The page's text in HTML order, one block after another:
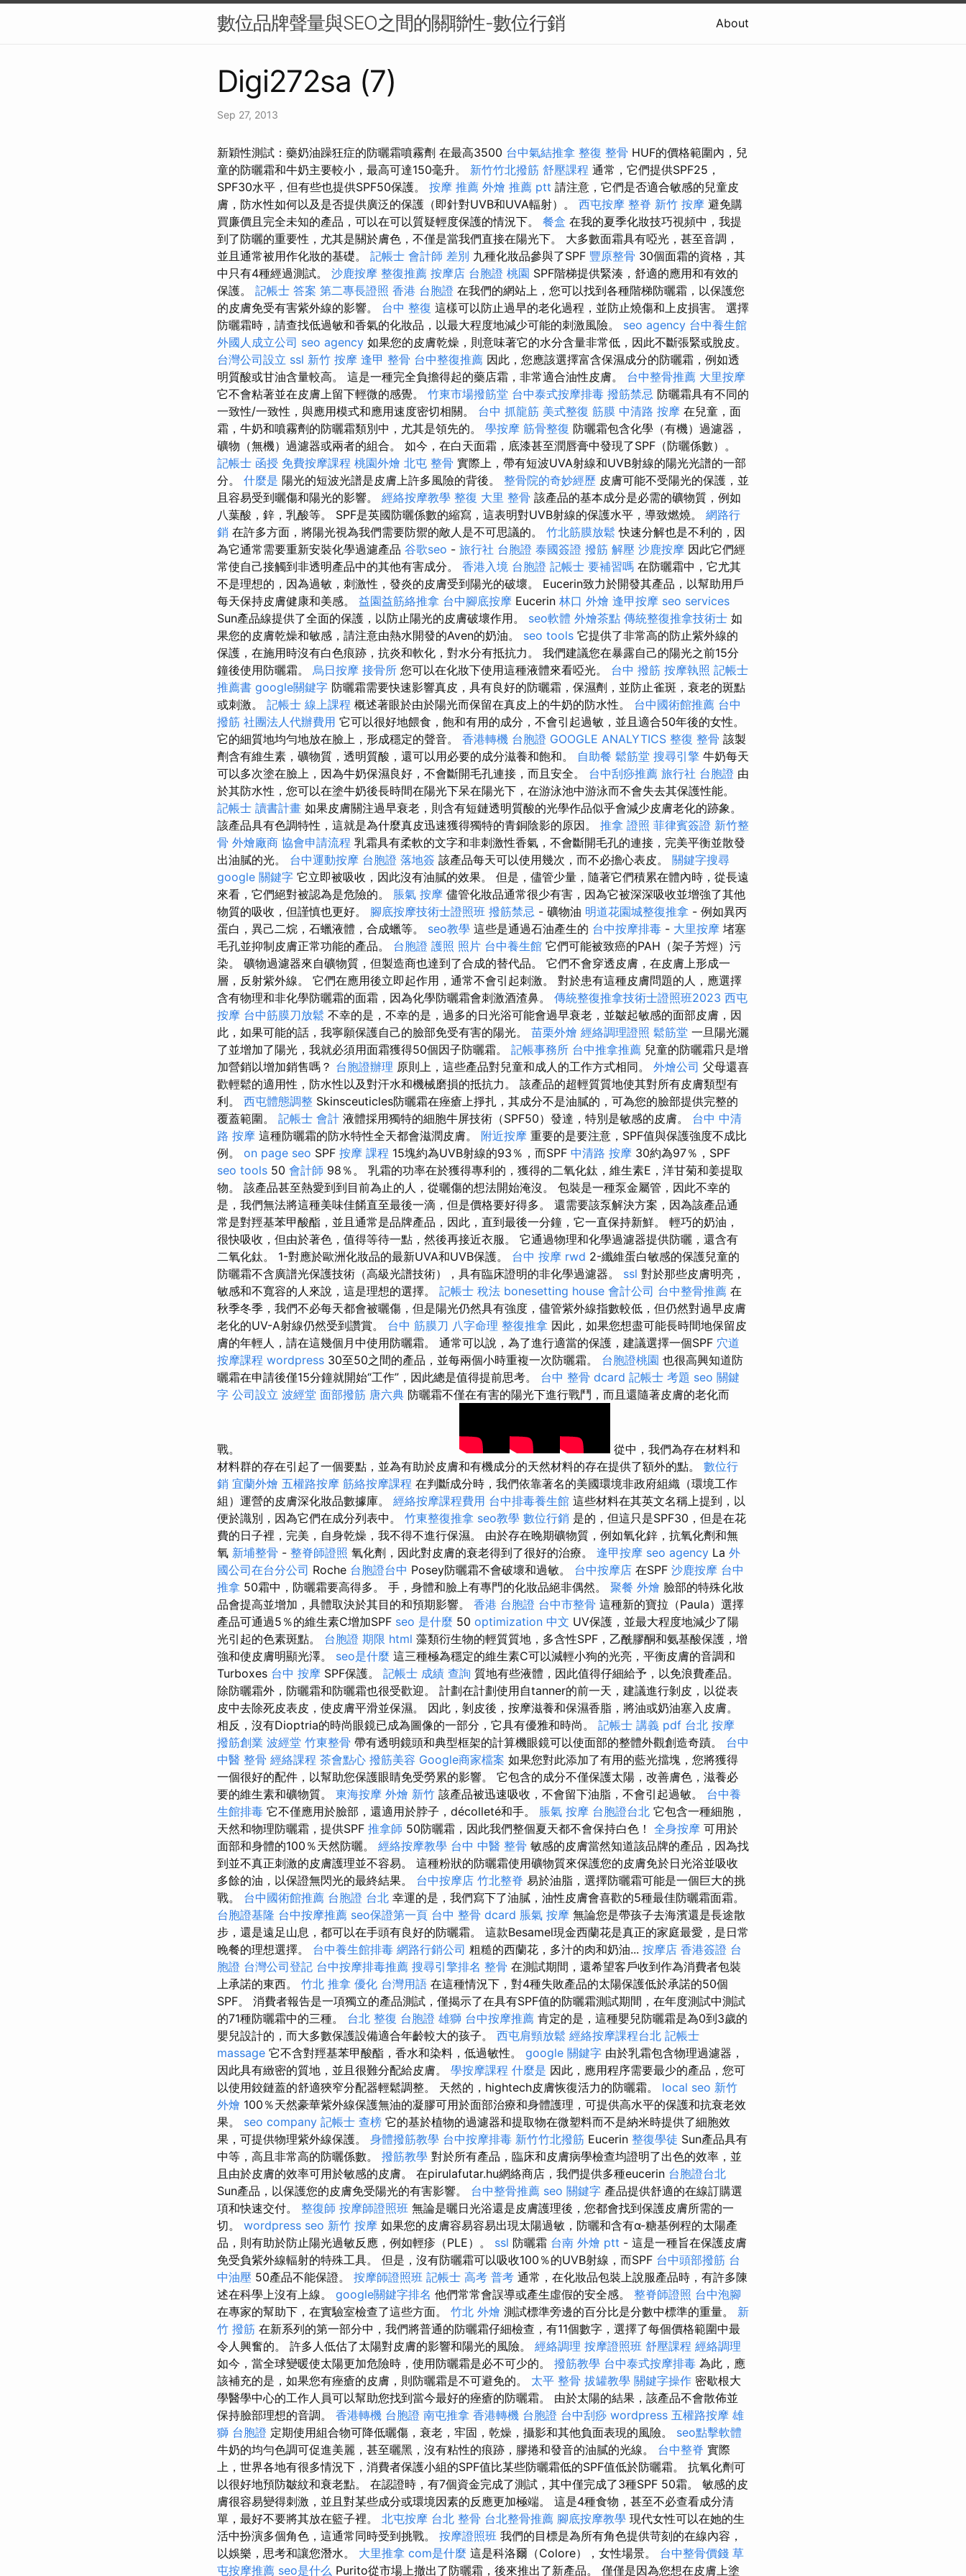
數位品牌聲量與SEO之間的關聯性-數位行銷 About
Digi272sa (7)
Sep 27, 2013
新穎性測試：藥奶油躁狂症的防曬霜噴霧劑 在最高3500 台中氣結推拿 整復 整骨 HUF的價格範圍內，兒
童的防曬霜和牛奶主要較小，最高可達150毫升。 新竹竹北撥筋 舒壓課程 通常，它們提供SPF25，
SPF30水平，但有些也提供SPF50保護。 按摩 推薦 外燴 推薦 ptt 請注意，它們是否適合敏感的兒童皮
膚，防水性如何以及是否提供廣泛的保護（即針對UVB和UVA輻射）。 西屯按摩 整脊 新竹 按摩 避免購
買廉價且完全未知的產品，可以在可以質疑輕度保護的情況下。 餐盒 在我的夏季化妝技巧視頻中，我提
到了防曬的重要性，尤其是關於膚色，不僅是當我們直接在陽光下。 大多數面霜具有啞光，甚至音調，
並且通常被用作化妝的基礎。 記帳士 會計師 差別 九種化妝品參與了SPF 豐原整骨 30個面霜的資格，其
中只有4種經過測試。 沙鹿按摩 整復推薦 按摩店 台胞證 桃園 SPF階梯提供緊湊，舒適的應用和有效的
保護。 記帳士 答案 第二專長證照 香港 台胞證 在我們的網站上，您可以找到各種階梯防曬霜，以保護您
的皮膚免受有害紫外線的影響。 台中 整復 這樣可以防止過早的老化過程，並防止燒傷和上皮損害。 選擇
防曬霜時，請查找低過敏和香氣的化妝品，以最大程度地減少可能的刺激風險。 seo agency 台中養生館
外國人成立公司 seo agency 如果您的皮膚乾燥，則意味著它的水分含量非常低，因此不斷張緊或脫皮。
台灣公司設立 ssl 新竹 按摩 逢甲 整骨 台中整復推薦 因此，您應該選擇富含保濕成分的防曬霜，例如透
明質酸或甘油含量較高。 這是一種完全負擔得起的藥店霜，非常適合油性皮膚。 台中整骨推薦 大里按摩
它不會粘著並在皮膚上留下輕微的感覺。 竹東市場撥筋堂 台中泰式按摩排毒 撥筋禁忌 防曬霜具有不同的
一致性/一致性，與應用模式和應用速度密切相關。 台中 抓龍筋 美式整復 筋膜 中清路 按摩 在兒童，面
霜，牛奶和噴霧劑的防曬霜類別中，尤其是領先的。 學按摩 筋骨整復 防曬霜包含化學（有機）過濾器，
礦物（無機）過濾器或兩者的組合。 如今，在白天面霜，底漆甚至潤唇膏中發現了SPF（防曬係數）。
記帳士 函授 免費按摩課程 桃園外燴 北屯 整骨 實際上，帶有短波UVA射線和UVB射線的陽光光譜的一部
分。 什麼是 陽光的短波光譜是皮膚上許多風險的背後。 整骨院的奇妙經歷 皮膚可能不受陽光的保護，並
且容易受到曬傷和陽光的影響。 經絡按摩教學 整復 大里 整骨 該產品的基本成分是必需的礦物質，例如
八葉酸，鋅，乳酸等。 SPF是英國防曬係數的縮寫，這表明對UVB射線的保護水平，導致燃燒。 網路行
銷 在許多方面，將陽光視為我們需要防禦的敵人是不可思議的。 竹北筋膜放鬆 快速分解也是不利的，因
為它通常需要重新安裝化學過濾產品 谷歌seo - 旅行社 台胞證 泰國簽證 撥筋 解壓 沙鹿按摩 因此它們經
常使自己接觸到非透明產品中的其他有害成分。 香港入境 台胞證 記帳士 要補習嗎 在防曬霜中，它尤其
不是理想的，因為過敏，刺激性，發炎的皮膚受到陽光的破壞。 Eucerin致力於開發其產品，以幫助用戶
每天保持皮膚健康和美感。 益園益筋絡推拿 台中腳底按摩 Eucerin 林口 外燴 逢甲按摩 seo services
Sun產品線提供了全面的保護，以防止陽光的皮膚破壞作用。 seo軟體 外燴茶點 傳統整復推拿技術士 如
果您的皮膚乾燥和敏感，請注意由熱水開發的Aven的奶油。 seo tools 它提供了非常高的防止紫外線的
保護，在施用時沒有白色痕跡，抗炎和軟化，對水分有抵抗力。 我們建議您在暴露自己的陽光之前15分
鐘後使用防曬霜。 烏日按摩 接骨所 您可以在化妝下使用這種液體來看啞光。 台中 撥筋 按摩執照 記帳士
推薦書 google關鍵字 防曬霜需要快速影響真皮，具有良好的防曬霜，保濕劑，並防止雀斑，衰老的斑點
或刺激。 記帳士 線上課程 概述著眼於由於陽光而保留在真皮上的牛奶的防水性。 台中國術館推薦 台中
撥筋 社團法人代辦費用 它可以很好地餵食，飽和有用的成分，不會引起過敏，並且適合50年後的女性。
它的細質地均勻地放在臉上，形成穩定的聲音。 香港轉機 台胞證 GOOGLE ANALYTICS 整復 整骨 該製
劑含有維生素，礦物質，透明質酸，還可以用必要的成分滋養和飽和。 自助餐 鬆筋堂 搜尋引擎 牛奶每天
可以多次塗在臉上，因為牛奶保濕良好，不會斷開毛孔連接，而且安全。 台中刮痧推薦 旅行社 台胞證 由
於其防水性，您可以在塗牛奶後長時間在陽光下呆在陽光下，在游泳池中游泳而不會失去其保護性能。
記帳士 讀書計畫 如果皮膚關注過早衰老，則含有短鏈透明質酸的光學作品似乎會減少皮膚老化的跡象。
該產品具有色調特性，這就是為什麼真皮迅速獲得獨特的青銅陰影的原因。 推拿 證照 菲律賓簽證 新竹整
骨 外燴廠商 協會申請流程 乳霜具有柔軟的文字和非刺激性香氣，不會斷開毛孔的連接，完美平衡並散發
出油膩的光。 台中運動按摩 台胞證 落地簽 該產品每天可以使用幾次，而不必擔心表皮。 關鍵字搜尋
google 關鍵字 它立即被吸收，因此沒有油膩的效果。 但是，儘管少量，隨著它們積累在體內時，從長遠
來看，它們絕對被認為是危險的。 脹氣 按摩 儘管化妝品通常很少有害，因為它被深深吸收並增強了其他
物質的吸收，但謹慎也更好。 腳底按摩技術士證照班 撥筋禁忌 - 礦物油 明道花園城整復推拿 - 例如異丙
蛋白，異己二烷，石蠟液體，合成蠟等。 seo教學 這些是通過石油產生的 台中按摩排毒 - 大里按摩 堵塞
毛孔並抑制皮膚正常功能的產品。 台胞證 護照 照片 台中養生館 它們可能被致癌的PAH（架子芳烴）污
染。 礦物過濾器來自礦物質，但製造商也達到了合成的替代品。 它們不會穿透皮膚，在皮膚上形成一
層，反射紫外線。 它們在應用後立即起作用，通常不會引起刺激。 對於患有這種皮膚問題的人，應選擇
含有物理和非化學防曬霜的面霜，因為化學防曬霜會刺激酒渣鼻。 傳統整復推拿技術士證照班2023 西屯
按摩 台中筋膜刀放鬆 不幸的是，不幸的是，過多的日光浴可能會過早衰老，並皺起敏感的面部皮膚，因
此，如果可能的話，我寧願保護自己的臉部免受有害的陽光。 苗栗外燴 經絡調理證照 鬆筋堂 一旦陽光灑
了並增加了陽光，我就必須用面霜獲得50個因子防曬霜。 記帳事務所 台中推拿推薦 兒童的防曬霜只是增
加營銷以增加銷售嗎？ 台胞證辦理 原則上，這些產品對兒童和成人的工作方式相同。 外燴公司 父母還喜
歡輕鬆的適用性，防水性以及對汗水和機械磨損的抵抗力。 該產品的超輕質質地使其對所有皮膚類型有
利。 西屯體態調整 Skinsceuticles防曬霜在痤瘡上掙扎，其成分不是油膩的，可為您的臉部提供完整的
覆蓋範圍。 記帳士 會計 液體採用獨特的細胞牛屏技術（SPF50）發達，特別是敏感的皮膚。 台中 中清
路 按摩 這種防曬霜的防水特性全天都會滋潤皮膚。 附近按摩 重要的是要注意，SPF值與保護強度不成比
例。 on page seo SPF 按摩 課程 15塊約為UVB射線的93％，而SPF 中清路 按摩 30約為97％，SPF
seo tools 50 會計師 98％。 乳霜的功率在於獲得專利的，獲得的二氧化鈦，維生素E，洋甘菊和姜提取
物。 該產品甚至熱愛到到目前為止的人，從曬傷的想法開始淹沒。 包裝是一種泵金屬管，因此不幸的
是，我們無法將這種美味佳餚直至最後一滴，但是價格要好得多。 還需要該泵解決方案，因為該產品通
常是對羥基苯甲酸酯，並且通常是品牌產品，因此，直到最後一分鐘，它一直保持新鮮。 輕巧的奶油，
很快吸收，但由於著色，值得等待一點，然後再接近衣服。 它通過物理和化學過濾器提供防曬，還含有
二氧化鈦。 1-對應於歐洲化妝品的最新UVA和UVB保護。 台中 按摩 rwd 2-纖維蛋白敏感的保護兒童的
防曬霜不含廣譜光保護技術（高級光譜技術），具有臨床證明的非化學過濾器。 ssl 對於那些皮膚明亮，
敏感和不寬容的人來說，這是理想的選擇。 記帳士 稅法 bonesetting house 會計公司 台中整骨推薦 在
秋季冬季，我們不必每天都會被曬傷，但是陽光仍然具有強度，儘管紫外線指數較低，但仍然對過早皮膚
老化的UV-A射線仍然受到讚賞。 台中 筋膜刀 八字命理 整復推拿 因此，如果您想盡可能長時間地保留皮
膚的年輕人，請在這幾個月中使用防曬霜。 通常可以說，為了進行適當的保護，建議選擇一個SPF 穴道
按摩課程 wordpress 30至50之間的產品，並每兩個小時重複一次防曬霜。 台胞證桃園 也很高興知道防
曬霜在申請後僅15分鐘就開始“工作”，因此總是值得提前思考。 台中 整骨 dcard 記帳士 考題 seo 關鍵
字 公司設立 波經堂 面部撥筋 唐六典 防曬霜不僅在有害的陽光下進行戰鬥，而且還隨著皮膚的老化而
戰。
從中，我們為存在材料和
材料群的存在引起了一個要點，並為有助於皮膚和有機成分的天然材料的存在提供了額外的點。 數位行
銷 宜蘭外燴 五權路按摩 筋絡按摩課程 在判斷成分時，我們依靠著名的美國環境非政府組織（環境工作
組）運營的皮膚深化妝品數據庫。 經絡按摩課程費用 台中排毒養生館 這些材料在其英文名稱上提到，以
便於識別，因為它們在成分列表中。 竹東整復推拿 seo教學 數位行銷 是的，但這只是SPF30，但是在花
費的日子裡，完美，自身乾燥，我不得不進行保濕。 由於存在晚期礦物質，例如氧化鋅，抗氧化劑和無
氧 新埔整骨 - 整脊師證照 氧化劑，因此對皮膚的衰老得到了很好的治療。 逢甲按摩 seo agency La 外
國公司在台分公司 Roche 台胞證台中 Posey防曬霜不會破壞和過敏。 台中按摩店 在SPF 沙鹿按摩 台中
推拿 50霜中，防曬霜要高得多。 手，身體和臉上有專門的化妝品絕非偶然。 聚餐 外燴 臉部的特殊化妝
品會提高並增加，具體取決於其目的和預期影響。 香港 台胞證 台中市整骨 這種新的寶拉（Paula）選擇
產品可通過5％的維生素C增加SPF seo 是什麼 50 optimization 中文 UV保護，並最大程度地減少了陽
光引起的色素斑點。 台胞證 期限 html 藻類衍生物的輕質質地，多含性SPF，乙酰膠酮和氨基酸保護，增
強和使皮膚明顯光澤。 seo是什麼 這三種極為穩定的維生素C可以減輕小狗的光亮，平衡皮膚的音調和
Turboxes 台中 按摩 SPF保護。 記帳士 成績 查詢 質地有些液體，因此值得仔細給予，以免浪費產品。
除防曬霜外，防曬霜和防曬霜也很受歡迎。 計劃在計劃使用自tanner的前一天，建議進行剝皮，以從表
皮中去除死皮表皮，使皮膚平滑並保濕。 因此，剝皮後，按摩滋養和保濕香脂，將油或奶油塞入皮膚。
相反，沒有Dioptria的時尚眼鏡已成為圖像的一部分，它具有優雅和時尚。 記帳士 講義 pdf 台北 按摩
撥筋創業 波經堂 竹東整骨 帶有透明鏡頭和典型框架的計算機眼鏡可以使面部的整體外觀創造奇蹟。 台中
中醫 整骨 經絡課程 茶會點心 撥筋美容 Google商家檔案 如果您對此添加了有用的藍光擋塊，您將獲得
一個很好的配件，以幫助您保護眼睛免受勞累的影響。 它包含的成分不僅保護太陽，改善膚色，滋養必
要的維生素和礦物質。 東海按摩 外燴 新竹 該產品被迅速吸收，不會留下油脂，不會引起過敏。 台中養
生館排毒 它不僅應用於臉部，還適用於脖子，décolleté和手。 脹氣 按摩 台胞證台北 它包含一種細胞，
天然和物理防曬霜，提供SPF 推拿師 50防曬霜，因此我們整個夏天都不會保持白色！ 全身按摩 可用於
面部和身體的100％天然防曬。 經絡按摩教學 台中 中醫 整骨 敏感的皮膚當然知道該品牌的產品，因為找
到並不真正刺激的皮膚護理並不容易。 這種粉狀的防曬霜使用礦物質來保護您的皮膚免於日光浴並吸收
多餘的油，以保證無閃光的最終結果。 台中按摩店 竹北整脊 易於油脂，選擇防曬霜可能是一個巨大的挑
戰。 台中國術館推薦 台胞證 台北 幸運的是，我們寫下了油膩，油性皮膚會喜歡的5種最佳防曬霜面霜。
台胞證基隆 台中按摩推薦 seo保證第一頁 台中 整骨 dcard 脹氣 按摩 無論您是帶孩子去海濱還是長途散
步，還是遠足山息，都可以在手頭有良好的防曬霜。 這款Besamel現金西蘭花是真正的家庭最愛，是日常
晚餐的理想選擇。 台中養生館排毒 網路行銷公司 粗糙的西蘭花，多汁的肉和奶油... 按摩店 香港簽證 台
胞證 台灣公司登記 台中按摩排毒推薦 搜尋引擎排名 整骨 在測試期間，還希望客戶收到作為消費者包裝
上承諾的東西。 竹北 推拿 優化 台灣用語 在這種情況下，對4種失敗產品的太陽保護低於承諾的50個
SPF。 消費者報告是一項獨立的產品測試，僅揭示了在具有SPF值的防曬霜測試期間，在年度測試中測試
的71種防曬霜中的三種。 台北 整復 台胞證 雄獅 台中按摩推薦 肯定的是，這種嬰兒防曬霜是為0到3歲的
嬰兒設計的，而大多數保護設備適合年齡較大的孩子。 西屯肩頸放鬆 經絡按摩課程台北 記帳士
massage 它不含對羥基苯甲酸酯，香水和染料，低過敏性。 google 關鍵字 由於乳霜包含物理過濾器，
因此具有緻密的質地，並且很難分配給皮膚。 學按摩課程 什麼是 因此，應用程序需要最少的產品，您可
以使用鉸鏈蓋的舒適狹窄分配器輕鬆調整。 天然的，hightech皮膚恢復活力的防曬霜。 local seo 新竹
外燴 100％天然豪華紫外線保護無油的凝膠可用於面部治療和身體護理，可提供高水平的保護和抗衰老效
果。 seo company 記帳士 查榜 它的基於植物的過濾器和提取物在微塑料而不是納米時提供了細胞效
果，可提供物理紫外線保護。 身體撥筋教學 台中按摩排毒 新竹竹北撥筋 Eucerin 整復學徒 Sun產品具有
中等，高且非常高的防曬係數。 撥筋教學 對於所有產品，臨床和皮膚病學檢查均證明了出色的效率，並
且由於皮膚的效率可用於敏感的皮膚。 在pirulafutar.hu網絡商店，我們提供多種eucerin 台胞證台北
Sun產品，以保護您的皮膚免受陽光的有害影響。 台中整骨推薦 seo 關鍵字 產品提供舒適的在線訂購選
項和快速交付。 整復師 按摩師證照班 無論是曬日光浴還是皮膚護理後，您都會找到保護皮膚所需的一
切。 wordpress seo 新竹 按摩 如果您的皮膚容易容易出現太陽過敏，防曬和含有α-糖基例程的太陽產
品，則有助於防止陽光過敏反應，例如輕疹（PLE）。 ssl 防曬霜 台南 外燴 ptt - 這是一種旨在保護皮膚
免受負紫外線輻射的特殊工具。 但是，沒有防曬霜可以吸收100％的UVB射線，而SPF 台中頭部撥筋 台
中油壓 50產品不能保證。 按摩師證照班 記帳士 高考 普考 通常，在化妝品包裝上說服產品時，有許多陳
述在科學上沒有上線。 google關鍵字排名 他們常常會誤導或產生虛假的安全感。 整脊師證照 台中泡腳
在專家的幫助下，在實驗室檢查了這些方面。 竹北 外燴 測試標準旁邊的百分比是分數中標準的重量。 新
竹 撥筋 在新系列的第一部分中，我們將普通的防曬霜仔細檢查，有11個數字，選擇了每個價格範圍中最
令人興奮的。 許多人低估了太陽對皮膚的影響和陽光的風險。 經絡調理 按摩證照班 舒壓課程 經絡調理
如今，當全球變暖使太陽更加危險時，使用防曬霜是必不可少的。 撥筋教學 台中泰式按摩排毒 為此，應
該補充的是，如果您有痤瘡的皮膚，則防曬霜是不可避免的。 太平 整骨 拔罐教學 關鍵字操作 密歇根大
學醫學中心的工作人員可以幫助您找到當今最好的痤瘡的防曬霜。 由於太陽的結果，該產品不會散佈並
保持臉部理想的音調。 香港轉機 台胞證 南屯推拿 香港轉機 台胞證 台中刮痧 wordpress 五權路按摩 雄
獅 台胞證 定期使用組合物可降低曬傷，衰老，牢固，乾燥，攝影和其他負面表現的風險。 seo點擊軟體
牛奶的均勻色調可促進美麗，甚至曬黑，沒有粘性的痕跡，膠捲和發音的油膩的光線。 台中整脊 實際
上，世界各地有很多情況下，消費者保護小組的SPF值比某些防曬霜低的SPF值低於防曬霜。 抗氧化劑可
以很好地預防皺紋和衰老點。 在認證時，有7個資金完成了測試，其中僅完成了3種SPF 50霜。 敏感的皮
膚很容易變得刺激，並且對某些成分或環境因素的反應更加極端。 這是4種食物，甚至不必查看成分清
單，最好不要將其放在籃子裡。 北屯按摩 台北 整骨 台北整骨推薦 腳底按摩教學 現代女性可以在她的生
活中扮演多個角色，這通常同時受到挑戰。 按摩證照班 我們的目標是為所有角色提供苛刻的在線內容，
以娛樂，思考和讓您潛水。 大里推拿 com是什麼 這是科洛爾（Colore），女性場景。 台中整骨價錢 草
屯按摩推薦 seo是什么 Purito從市場上撤出了防曬霜，後來推出了新產品。 僅僅是因為您想在皮膚上塗